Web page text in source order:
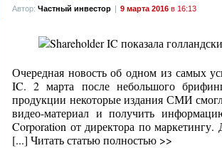
Автор: Частный инвестор | 9 марта 2016 в 16:13
Очередная новость об одном из самых
IC. 2 марта после небольшого
продукции некоторые издания СМИ
видео-материал и получить
Corporation от директора по
[...] Читать статью полностью >>